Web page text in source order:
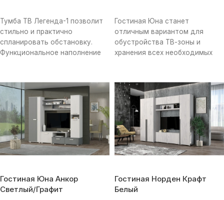
Тумба ТВ Легенда-1 позволит
стильно и практично
спланировать обстановку.
Функциональное наполнение
необходимых вещей, книг,
Гостиная Юна станет
отличным вариантом для
обустройства ТВ-зоны и
хранения всех необходимых
аксессуарами, фотографиями
Гостиная Юна Анкор
Светлый/Графит
Гостиная Норден Крафт
Белый